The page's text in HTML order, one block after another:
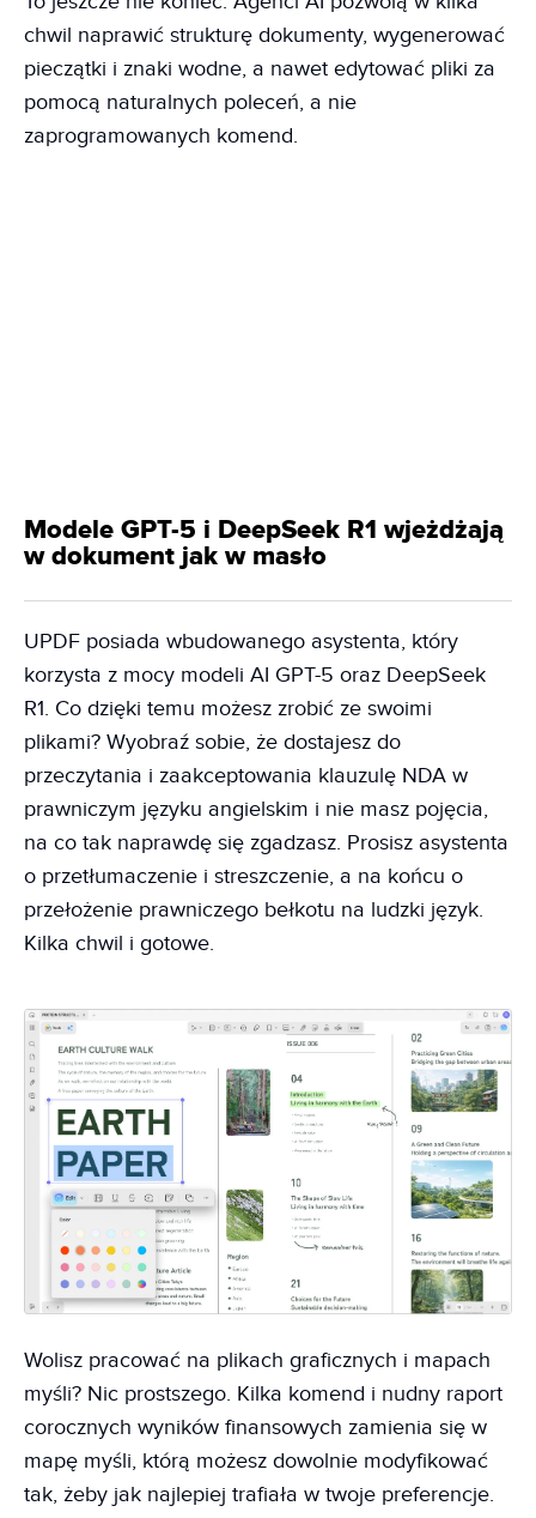
chwil naprawić strukturę dokumenty, wygenerować
pieczątki i znaki wodne, a nawet edytować pliki za
pomocą naturalnych poleceń, a nie
zaprogramowanych komend.
Modele GPT-5 i DeepSeek R1 wjeżdżają
w dokument jak w masło
UPDF posiada wbudowanego asystenta, który
korzysta z mocy modeli AI GPT-5 oraz DeepSeek
R1. Co dzięki temu możesz zrobić ze swoimi
plikami? Wyobraź sobie, że dostajesz do
przeczytania i zaakceptowania klauzulę NDA w
prawniczym języku angielskim i nie masz pojęcia,
na co tak naprawdę się zgadzasz. Prosisz asystenta
o przetłumaczenie i streszczenie, a na końcu o
przełożenie prawniczego bełkotu na ludzki język.
Kilka chwil i gotowe.
Wolisz pracować na plikach graficznych i mapach
myśli? Nic prostszego. Kilka komend i nudny raport
corocznych wyników finansowych zamienia się w
mapę myśli, którą możesz dowolnie modyfikować
tak, żeby jak najlepiej trafiała w twoje preferencje.